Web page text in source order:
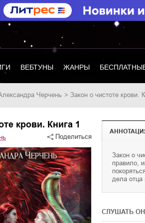
ВЕБТУНЫ ЖАНРЫ
Александра Черчень Закон о чистоте крови.
крови. Книга 1
Поделиться
Закон о
правило,
дела
Алмазные
правила
СЛУШАТЬ